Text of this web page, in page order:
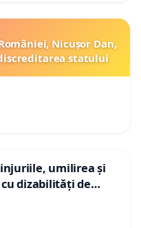
Nicușor Dan,
statului
umilirea și
dizabilități de